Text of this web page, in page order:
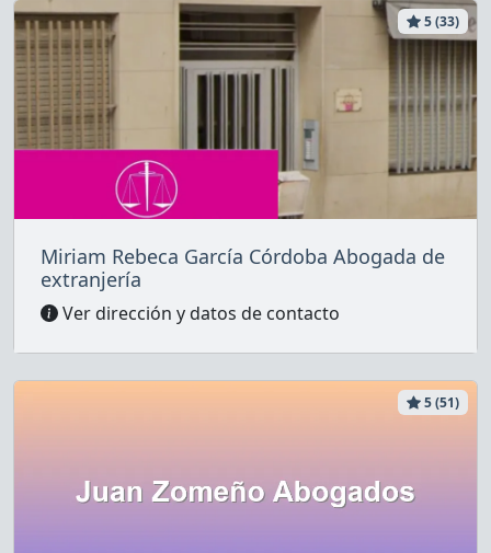
5 (33)
Miriam Rebeca García Córdoba Abogada de
extranjería
Ver dirección y datos de contacto
5 (51)